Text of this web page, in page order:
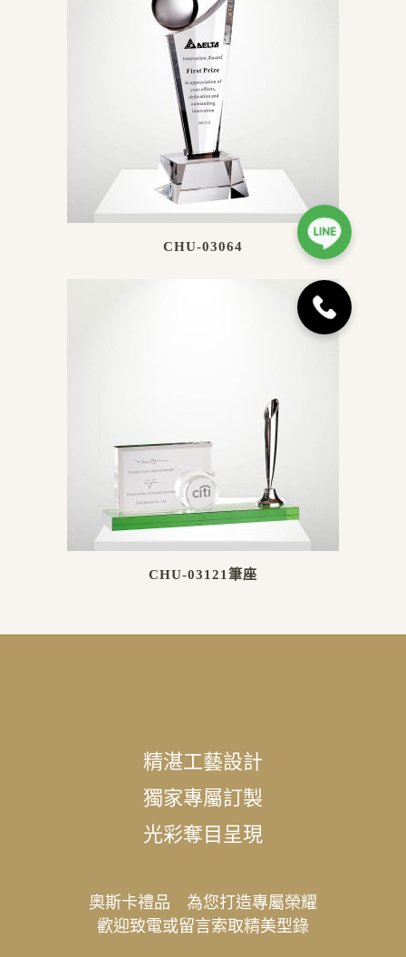
CHU-03064
CHU-03121筆座
精湛工藝設計
獨家專屬訂製
光彩奪目呈現
奧斯卡禮品 為您打造專屬榮耀
歡迎致電或留言索取精美型錄